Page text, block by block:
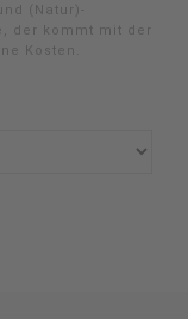
(Natur)-
der kommt mit der
Kosten.